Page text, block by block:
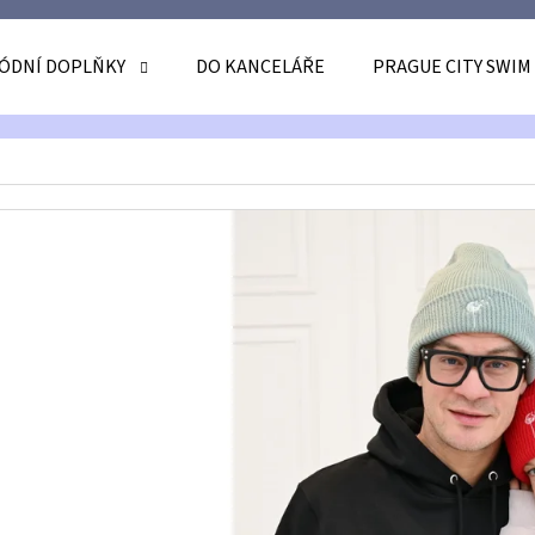
DOPLŇKY DO KANCELÁŘE PRAGUE CITY SWIM
POTŘEBUJETE NAJÍT?